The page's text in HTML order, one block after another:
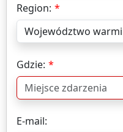
Region:
Gdzie:
E-mail: